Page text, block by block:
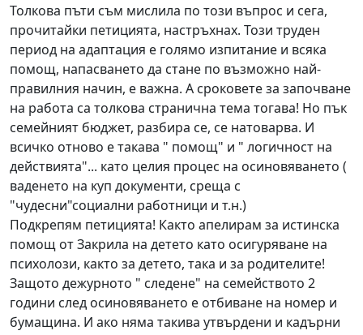
Толкова пъти съм мислила по този въпрос и сега,
прочитайки петицията, настръхнах. Този труден
период на адаптация е голямо изпитание и всяка
помощ, напасването да стане по възможно най-
правилния начин, е важна. А сроковете за започване
на работа са толкова странична тема тогава! Но пък
семейният бюджет, разбира се, се натоварва. И
всичко отново е такава " помощ" и " логичност на
действията"... като целия процес на осиновяването (
ваденето на куп документи, среща с
"чудесни"социални работници и т.н.)
Подкрепям петицията! Както апелирам за истинска
помощ от Закрила на детето като осигуряване на
психолози, както за детето, така и за родителите!
Защото дежурното " следене" на семейството 2
години след осиновяването е отбиване на номер и
бумащина. И ако няма такива утвърдени и кадърни